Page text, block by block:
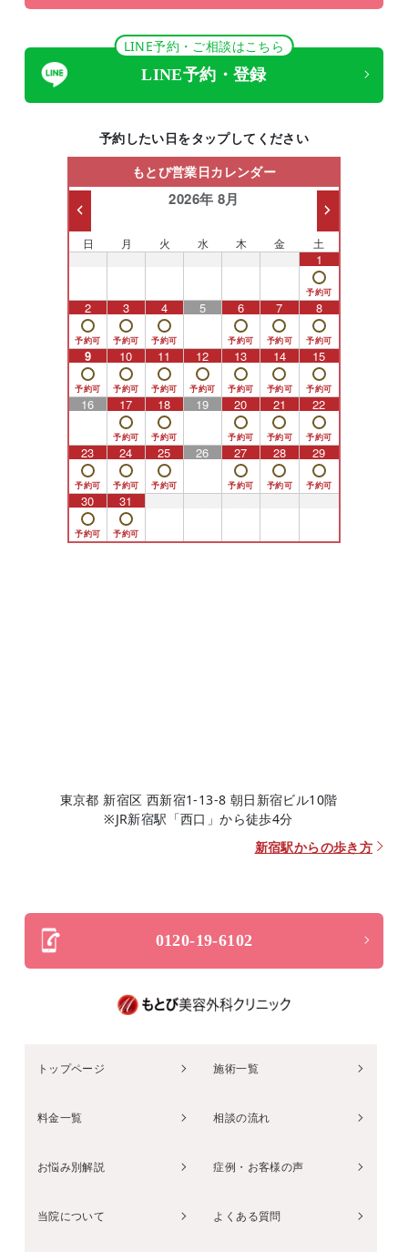
LINE予約・ご相談はこちら
LINE予約・登録
予約したい日をタップしてください
もとび営業日カレンダー
2026年 8月
日 月 火 水 木 金 土
1
2 3 4 5 6 7 8
9 10 11 12 13 14 15
16 17 18 19 20 21 22
23 24 25 26 27 28 29
30 31
東京都 新宿区 西新宿1-13-8 朝日新宿ビル10階
※JR新宿駅「西口」から徒歩4分
新宿駅からの歩き方
0120-19-6102
トップページ 施術一覧
料金一覧 相談の流れ
お悩み別解説 症例・お客様の声
当院について よくある質問